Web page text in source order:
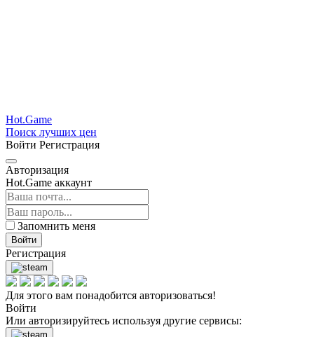
Hot.Game
Поиск лучших цен
Войти Регистрация
Авторизация
Hot.Game аккаунт
Запомнить меня
Войти
Регистрация
Для этого вам понадобится авторизоваться!
Войти
Или авторизируйтесь используя другие сервисы: